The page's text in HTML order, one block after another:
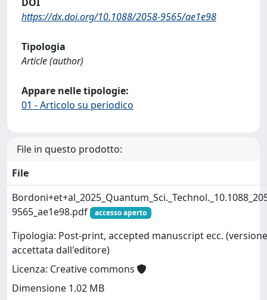
https://dx.doi.org/10.1088/2058-9565/ae1e98
Tipologia
Article (author)
Appare nelle tipologie:
01 - Articolo su periodico
File in questo prodotto:
File
9565_ae1e98.pdf
accesso aperto
Tipologia: Post-print, accepted manuscript ecc. (versione
accettata dall'editore)
Licenza: Creative commons
Dimensione 1.02 MB